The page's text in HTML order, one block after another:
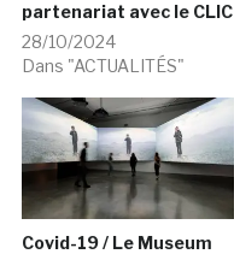
partenariat avec le CLIC
28/10/2024
Dans "ACTUALITÉS"
Covid-19 / Le Museum